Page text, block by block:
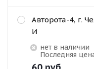
Авторота-4, г.
И
Нет в наличии
Последняя